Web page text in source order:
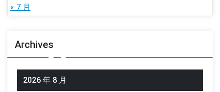
« 7 月
Archives
2026 年 8 月